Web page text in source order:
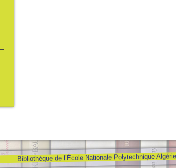
Bibliothèque de l’École Nationale Polytechnique Algérie